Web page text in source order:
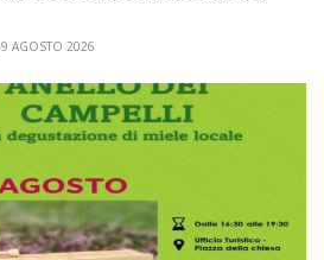
9 AGOSTO 2026